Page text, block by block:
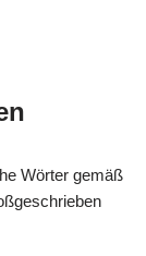
Wörter gemäß